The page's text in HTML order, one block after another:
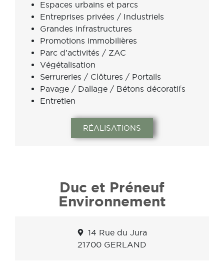
Espaces urbains et parcs
Entreprises privées / Industriels
Grandes infrastructures
Promotions immobilières
Parc d’activités / ZAC
Végétalisation
Serrureries / Clôtures / Portails
Pavage / Dallage / Bétons décoratifs
Entretien
RÉALISATIONS
Duc et Préneuf
Environnement
14 Rue du Jura
21700 GERLAND